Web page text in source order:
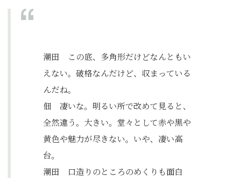
潮田 この底、多角形だけどなんともい
えない。破格なんだけど、収まっている
んだね。
佃 凄いな。明るい所で改めて見ると、
全然違う。大きい。堂々として赤や黒や
黄色や魅力が尽きない。いや、凄い高
台。
潮田 口造りのところのめくりも面白